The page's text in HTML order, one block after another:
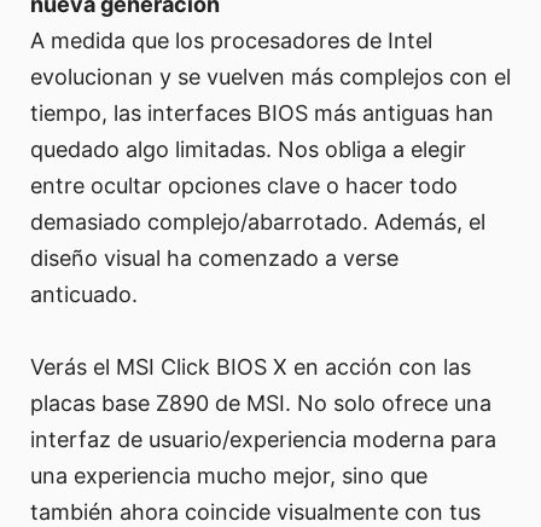
A medida que los procesadores de Intel
evolucionan y se vuelven más complejos con el
tiempo, las interfaces BIOS más antiguas han
quedado algo limitadas. Nos obliga a elegir
entre ocultar opciones clave o hacer todo
demasiado complejo/abarrotado. Además, el
diseño visual ha comenzado a verse
anticuado.
Verás el MSI Click BIOS X en acción con las
placas base Z890 de MSI. No solo ofrece una
interfaz de usuario/experiencia moderna para
una experiencia mucho mejor, sino que
también ahora coincide visualmente con tus